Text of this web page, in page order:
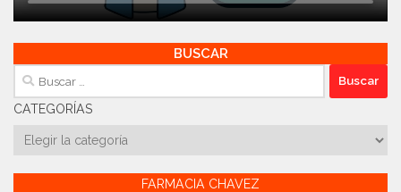
BUSCAR
Buscar:
CATEGORÍAS
Categorías
FARMACIA CHAVEZ